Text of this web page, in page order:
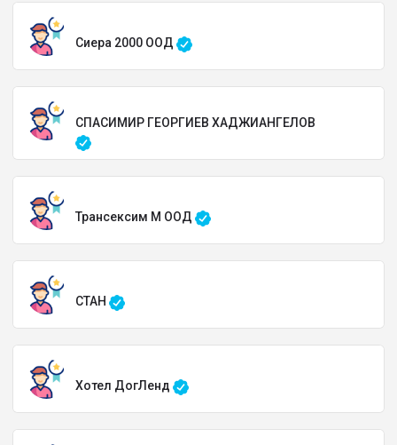
Сиера 2000 ООД
СПАСИМИР ГЕОРГИЕВ ХАДЖИАНГЕЛОВ
Трансексим М ООД
СТАН
Хотел ДогЛенд